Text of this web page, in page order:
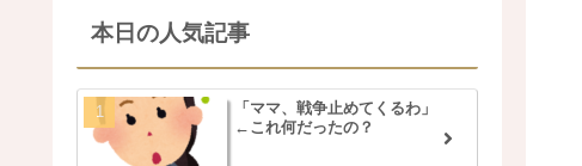
本日の人気記事
「ママ、戦争止めてくるわ」
←これ何だったの？